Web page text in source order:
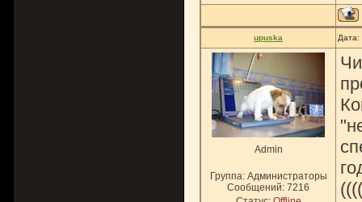
upuska
Admin
Группа: Администраторы
Сообщений: 7216